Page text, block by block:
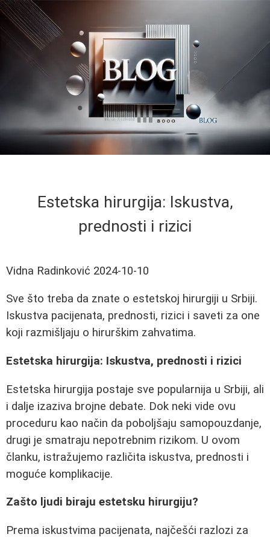
Estetska hirurgija: Iskustva,
prednosti i rizici
Vidna Radinković 2024-10-10
Sve što treba da znate o estetskoj hirurgiji u Srbiji.
Iskustva pacijenata, prednosti, rizici i saveti za one
koji razmišljaju o hirurškim zahvatima.
Estetska hirurgija: Iskustva, prednosti i rizici
Estetska hirurgija postaje sve popularnija u Srbiji, ali
i dalje izaziva brojne debate. Dok neki vide ovu
proceduru kao način da poboljšaju samopouzdanje,
drugi je smatraju nepotrebnim rizikom. U ovom
članku, istražujemo različita iskustva, prednosti i
moguće komplikacije.
Zašto ljudi biraju estetsku hirurgiju?
Prema iskustvima pacijenata, najčešći razlozi za